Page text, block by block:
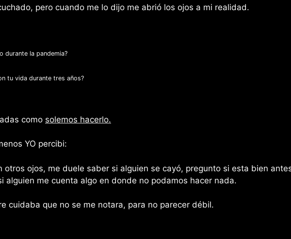
pero cuando me lo dijo me abrió los ojos a mi realidad.
durante la pandemia?
tu vida durante tres años?
como solemos hacerlo.
YO percibi:
ojos, me duele saber si alguien se cayó, pregunto si esta bien
alguien me cuenta algo en donde no podamos hacer nada.
cuidaba que no se me notara, para no parecer débil.